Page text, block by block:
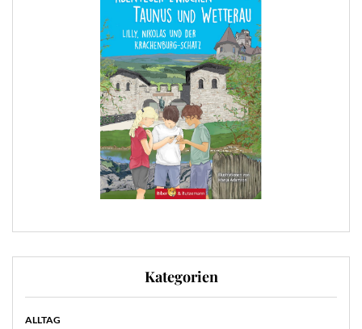
Kategorien
ALLTAG